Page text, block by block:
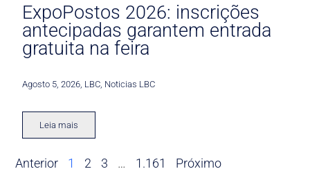
ExpoPostos 2026: inscrições
antecipadas garantem entrada
gratuita na feira
Agosto 5, 2026 LBC Noticias LBC
Leia mais
Anterior 1 2 3 … 1.161 Próximo